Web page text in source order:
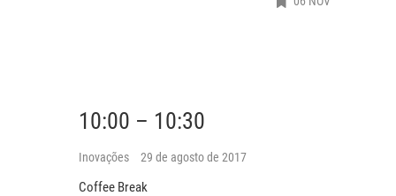
10:00 – 10:30
Inovações 29 de agosto de 2017
Coffee Break